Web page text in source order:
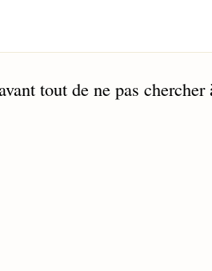
tout de ne pas chercher